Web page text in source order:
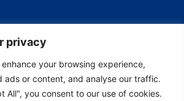
privacy
your browsing experience,
ads or content, and analyse our traffic.
All", you consent to our use of cookies.